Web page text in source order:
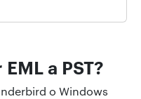
a PST?
o Windows